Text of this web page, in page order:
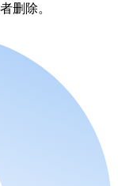
删除。